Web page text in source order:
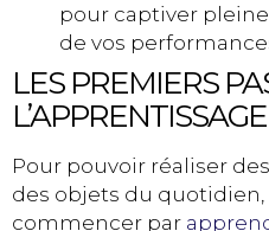
pour captiver
de vos
LES PREMIERS
Pour pouvoir réaliser des
des objets du
commencer par